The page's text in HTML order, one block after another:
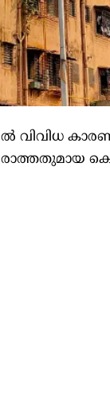
വിവിധ